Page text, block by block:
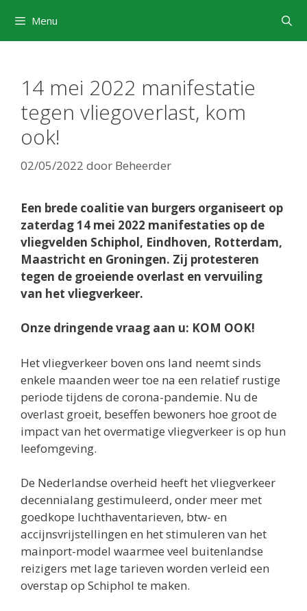
naar
de
Menu
14 mei 2022 manifestatie
tegen vliegoverlast, kom
ook!
02/05/2022 door Beheerder
Een brede coalitie van burgers organiseert op
zaterdag 14 mei 2022 manifestaties op de
vliegvelden Schiphol, Eindhoven, Rotterdam,
Maastricht en Groningen. Zij protesteren
tegen de groeiende overlast en vervuiling
van het vliegverkeer.
Onze dringende vraag aan u: KOM OOK!
Het vliegverkeer boven ons land neemt sinds
enkele maanden weer toe na een relatief rustige
periode tijdens de corona-pandemie. Nu de
overlast groeit, beseffen bewoners hoe groot de
impact van het overmatige vliegverkeer is op hun
leefomgeving.
De Nederlandse overheid heeft het vliegverkeer
decennialang gestimuleerd, onder meer met
goedkope luchthaventarieven, btw- en
accijnsvrijstellingen en het stimuleren van het
mainport-model waarmee veel buitenlandse
reizigers met lage tarieven worden verleid een
overstap op Schiphol te maken.